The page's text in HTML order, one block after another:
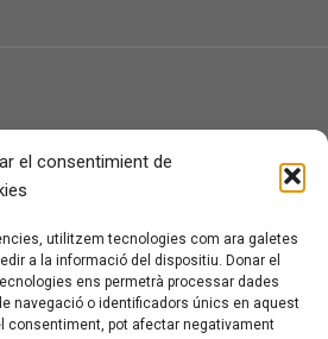
el consentimient de
utilitzem tecnologies com ara galetes
a la informació del dispositiu. Donar el
ens permetrà processar dades
navegació o identificadors únics en aquest
consentiment, pot afectar negativament
DE DADES